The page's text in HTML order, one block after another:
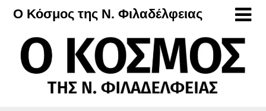
Μετάβαση
περιεχόμενο
Ο Κόσμος της Ν. Φιλαδέλφειας